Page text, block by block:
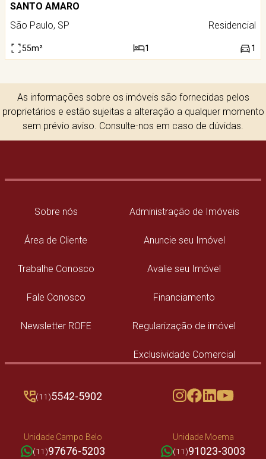
SANTO AMARO
São Paulo, SP
Residencial
55m² 1 1
As informações sobre os imóveis são fornecidas pelos
proprietários e estão sujeitas a alteração a qualquer momento
sem prévio aviso. Consulte-nos em caso de dúvidas.
Sobre nós
Área de Cliente
Trabalhe Conosco
Fale Conosco
Newsletter ROFE
Administração de Imóveis
Anuncie seu Imóvel
Avalie seu Imóvel
Financiamento
Regularização de imóvel
Exclusividade Comercial
(11)5542-5902
Unidade Campo Belo
(11)97676-5203
Unidade Moema
(11)91023-3003